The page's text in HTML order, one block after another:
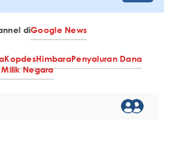
diGoogle News
KopdesHimbaraPenyaluran Dana
Negara